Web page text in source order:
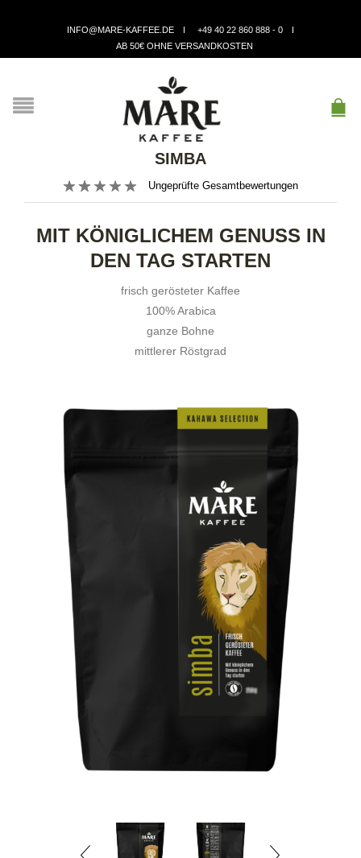
INFO@MARE-KAFFEE.DE
+49 40 22 860 888 - 0
AB 50€ OHNE VERSANDKOSTEN
SIMBA
Ungeprüfte Gesamtbewertungen
MIT KÖNIGLICHEM GENUSS IN
DEN TAG STARTEN
frisch gerösteter Kaffee
100% Arabica
ganze Bohne
mittlerer Röstgrad